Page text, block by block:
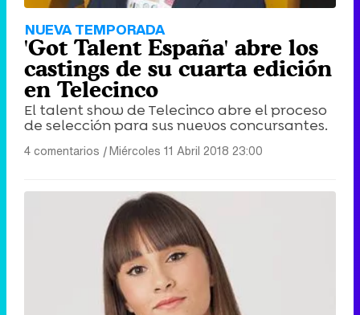
NUEVA TEMPORADA
'Got Talent España' abre los
castings de su cuarta edición
en Telecinco
El talent show de Telecinco abre el proceso
de selección para sus nuevos concursantes.
4 comentarios |Miércoles 11 Abril 2018 23:00